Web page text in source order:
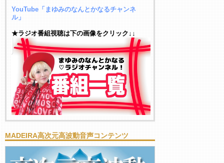
YouTube「まゆみのなんとかなるチャンネ
ル」
★ラジオ番組視聴は下の画像をクリック↓↓
MADEIRA高次元高波動音声コンテンツ